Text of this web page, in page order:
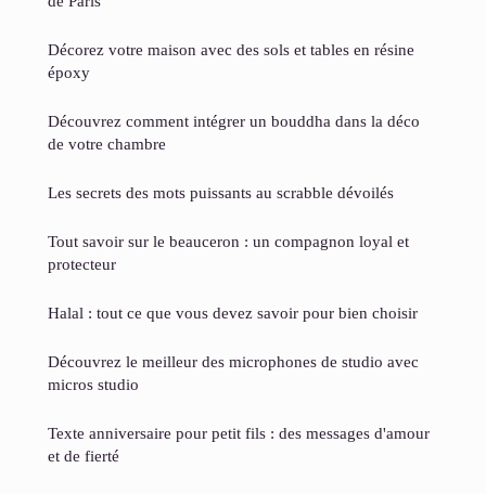
Décorez votre maison avec des sols et tables en résine
époxy
Découvrez comment intégrer un bouddha dans la déco
de votre chambre
Les secrets des mots puissants au scrabble dévoilés
Tout savoir sur le beauceron : un compagnon loyal et
protecteur
Halal : tout ce que vous devez savoir pour bien choisir
Découvrez le meilleur des microphones de studio avec
micros studio
Texte anniversaire pour petit fils : des messages d'amour
et de fierté